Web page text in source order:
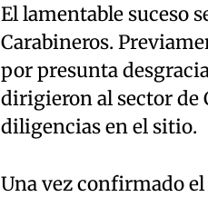
El lamentable suceso
Carabineros.
por presunta
dirigieron al sector de
diligencias en el sitio.
Una vez confirmado